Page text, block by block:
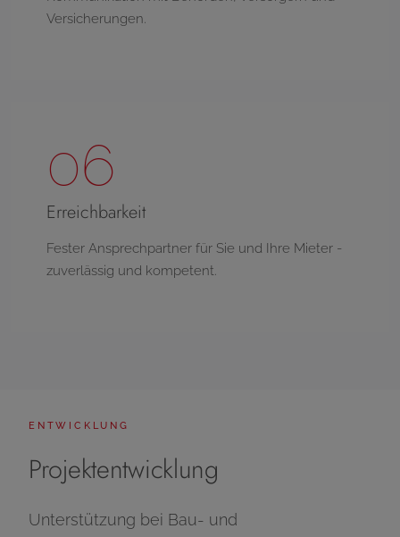
Versicherungen.
06
Erreichbarkeit
Fester Ansprechpartner für Sie und Ihre Mieter -
zuverlässig und kompetent.
ENTWICKLUNG
Projektentwicklung
Unterstützung bei Bau- und